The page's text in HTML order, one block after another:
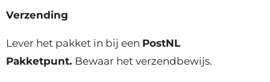
Verzending
Lever het pakket in bij een PostNL
Pakketpunt. Bewaar het verzendbewijs.